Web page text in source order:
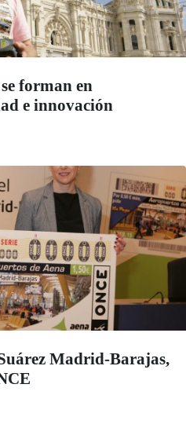
forman en
e innovación
Madrid-Barajas,